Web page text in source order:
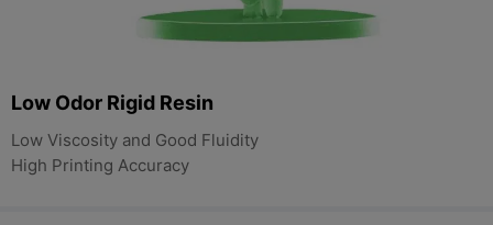
Low Odor Rigid Resin
Low Viscosity and Good Fluidity
High Printing Accuracy